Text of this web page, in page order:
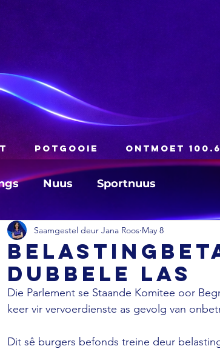
POTGOOIE ONTMOET
Nuus Sportnuus
dubbele las
Saamgestel deur Jana Roos May 8
Die Parlement se Staande Komitee oor
keer vir vervoerdienste as gevolg van
Dit sê burgers befonds treine deur